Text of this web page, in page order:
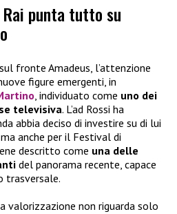
Rai punta tutto su
fronte Amadeus, l’attenzione
figure emergenti, in
, individuato come uno dei
televisiva. L’ad Rossi ha
abbia deciso di investire su di lui
anche per il Festival di
descritto come una delle
del panorama recente, capace
trasversale.
valorizzazione non riguarda solo